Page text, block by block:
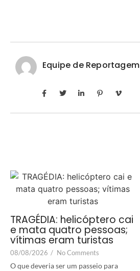
Equipe de Reportagem
TRAGÉDIA: helicóptero cai
e mata quatro pessoas;
vítimas eram turistas
08/08/2026 / No Comments
O que deveria ser um passeio para